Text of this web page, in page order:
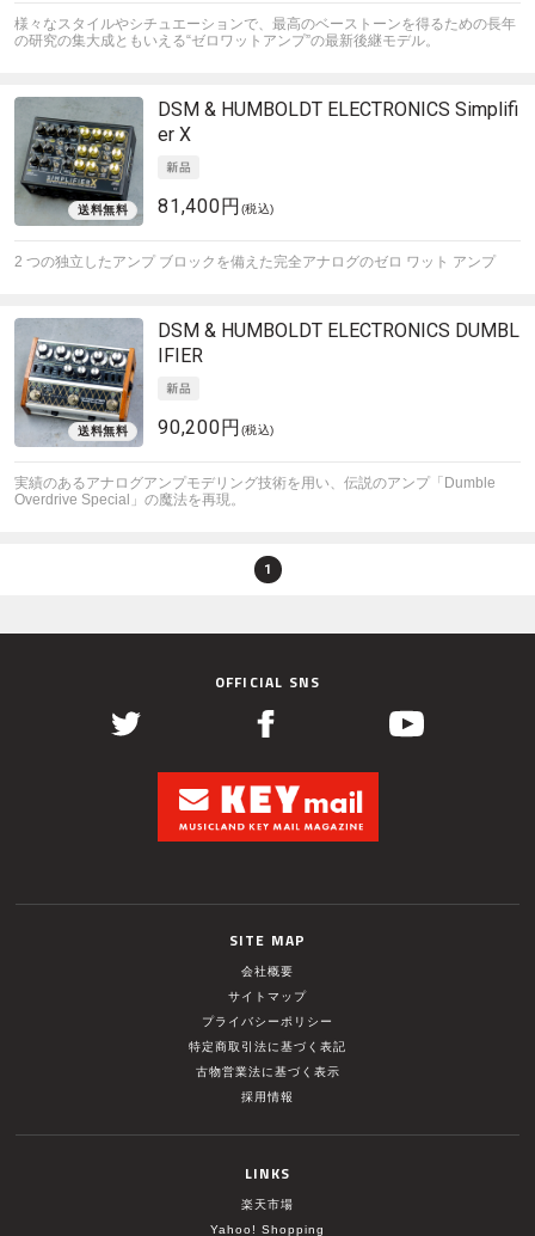
様々なスタイルやシチュエーションで、最高のベーストーンを得るための長年
の研究の集大成ともいえる“ゼロワットアンプ”の最新後継モデル。
DSM & HUMBOLDT ELECTRONICS Simplifi
er X
81,400円 (税込)
2 つの独立したアンプ ブロックを備えた完全アナログのゼロ ワット アンプ
DSM & HUMBOLDT ELECTRONICS DUMBL
IFIER
90,200円 (税込)
実績のあるアナログアンプモデリング技術を用い、伝説のアンプ「Dumble
Overdrive Special」の魔法を再現。
1
OFFICIAL SNS
SITE MAP
会社概要
サイトマップ
プライバシーポリシー
特定商取引法に基づく表記
古物営業法に基づく表示
採用情報
LINKS
楽天市場
Yahoo! Shopping